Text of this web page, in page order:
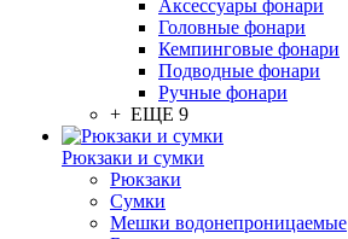
Аксессуары фонари
Головные фонари
Кемпинговые фонари
Подводные фонари
Ручные фонари
+ ЕЩЕ 9
Рюкзаки и сумки
Рюкзаки
Сумки
Мешки водонепроницаемые